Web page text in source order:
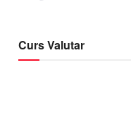
Curs Valutar